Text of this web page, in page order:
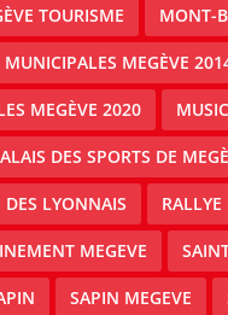
TOURISME MONT-
MUNICIPALES MEGÈVE
MEGÈVE 2020
DES SPORTS DE
DES LYONNAIS
MEGEVE
SAPIN MEGEVE